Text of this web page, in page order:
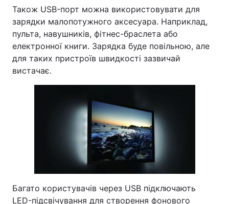
Також USB-порт можна використовувати для
зарядки малопотужного аксесуара. Наприклад,
пульта, навушників, фітнес-браслета або
електронної книги. Зарядка буде повільною, але
для таких пристроїв швидкості зазвичай
вистачає.
Багато користувачів через USB підключають
LED-підсвічування для створення фонового